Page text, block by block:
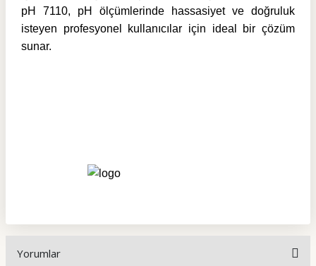
pH 7110, pH ölçümlerinde hassasiyet ve doğruluk
isteyen profesyonel kullanıcılar için ideal bir çözüm
sunar.
Yorumlar